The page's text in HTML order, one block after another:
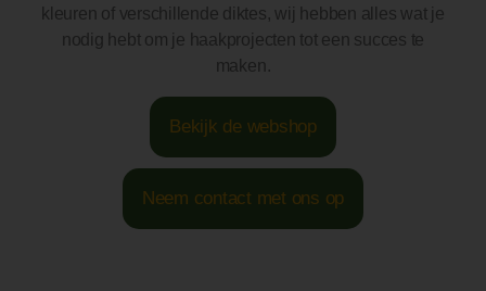
kleuren of verschillende diktes, wij hebben alles wat je
nodig hebt om je haakprojecten tot een succes te
maken.
Bekijk de webshop
Neem contact met ons op